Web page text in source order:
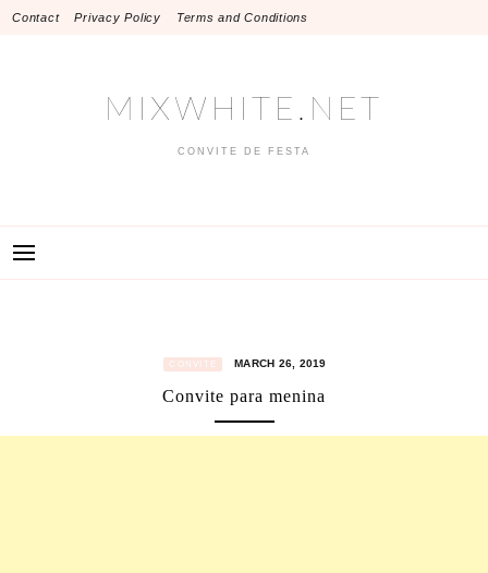
SkipContact Privacy Policy Terms and Conditions
MIXWHITE.NET
CONVITE DE FESTA
CONVITE MARCH 26, 2019
Convite para menina